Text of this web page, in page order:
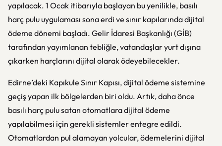
yapılacak. 1 Ocak itibarıyla başlayan bu yenilikle, basılı
harç pulu uygulaması sona erdi ve sınır kapılarında dijital
ödeme dönemi başladı. Gelir İdaresi Başkanlığı (GİB)
tarafından yayımlanan tebliğle, vatandaşlar yurt dışına
çıkarken harçlarını dijital olarak ödeyebilecekler.
Edirne’deki Kapıkule Sınır Kapısı, dijital ödeme sistemine
geçiş yapan ilk bölgelerden biri oldu. Artık, daha önce
basılı harç pulu satan otomatlara dijital ödeme
yapılabilmesi için gerekli sistemler entegre edildi.
Otomatlardan pul alamayan yolcular, ödemelerini dijital